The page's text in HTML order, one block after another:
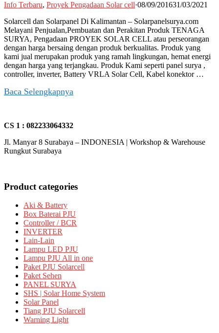
Info Terbaru, Proyek Pengadaan Solar cell·08/09/201631/03/2021
Solarcell dan Solarpanel Di Kalimantan – Solarpanelsurya.com
Melayani Penjualan,Pembuatan dan Perakitan Produk TENAGA
SURYA, Pengadaan PROYEK SOLAR CELL atau perseorangan
dengan harga bersaing dengan produk berkualitas. Produk yang
kami jual merupakan produk yang ramah lingkungan, hemat energi
dengan harga yang terjangkau. Produk Kami seperti panel surya ,
controller, inverter, Battery VRLA Solar Cell, Kabel konektor …
Baca Selengkapnya
CS 1 : 082233064332
Jl. Manyar 8 Surabaya – INDONESIA | Workshop & Warehouse
Rungkut Surabaya
Product categories
Aki & Battery
Box Baterai PJU
Controller / BCR
INVERTER
Lain-Lain
Lampu LED PJU
Lampu PJU All in one
Paket PJU Solarcell
Paket Sehen
PANEL SURYA
SHS | Solar Home System
Solar Panel
Tiang PJU Solarcell
Warning Light